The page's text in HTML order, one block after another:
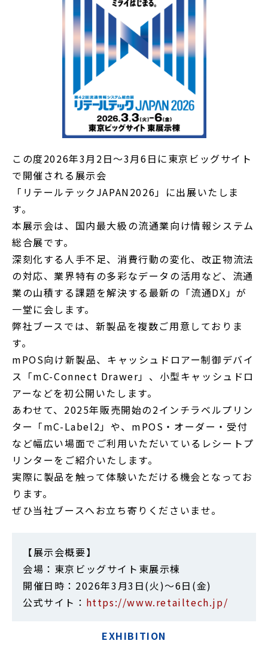
この度2026年3月2日～3月6日に東京ビッグサイト
で開催される展示会
「リテールテックJAPAN2026」に出展いたしま
す。
本展示会は、国内最大級の流通業向け情報システム
総合展です。
深刻化する人手不足、消費行動の変化、改正物流法
の対応、業界特有の多彩なデータの活用など、流通
業の山積する課題を解決する最新の「流通DX」が
一堂に会します。
弊社ブースでは、新製品を複数ご用意しておりま
す。
mPOS向け新製品、キャッシュドロアー制御デバイ
ス「mC-Connect Drawer」、小型キャッシュドロ
アーなどを初公開いたします。
あわせて、2025年販売開始の2インチラベルプリン
ター「mC-Label2」や、mPOS・オーダー・受付
など幅広い場面でご利用いただいているレシートプ
リンターをご紹介いたします。
実際に製品を触って体験いただける機会となってお
ります。
ぜひ当社ブースへお立ち寄りくださいませ。
【展示会概要】
会場：東京ビッグサイト東展示棟
開催日時：2026年3月3日(火)～6日(金)
公式サイト： https://www.retailtech.jp/
EXHIBITION